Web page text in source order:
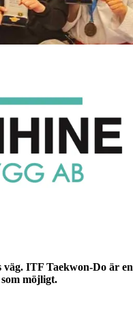
väg. ITF Taekwon-Do är en
möjligt.